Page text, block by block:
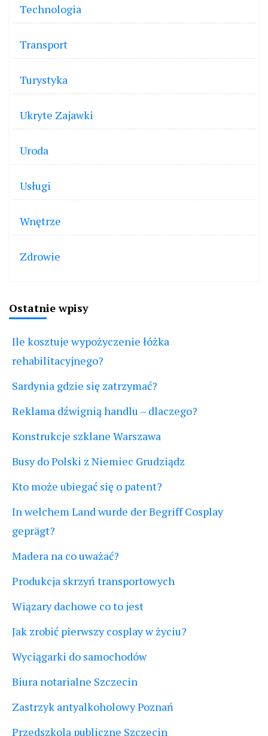
Technologia
Transport
Turystyka
Ukryte Zajawki
Uroda
Usługi
Wnętrze
Zdrowie
Ostatnie wpisy
Ile kosztuje wypożyczenie łóżka
rehabilitacyjnego?
Sardynia gdzie się zatrzymać?
Reklama dźwignią handlu – dlaczego?
Konstrukcje szklane Warszawa
Busy do Polski z Niemiec Grudziądz
Kto może ubiegać się o patent?
In welchem Land wurde der Begriff Cosplay
geprägt?
Madera na co uważać?
Produkcja skrzyń transportowych
Wiązary dachowe co to jest
Jak zrobić pierwszy cosplay w życiu?
Wyciągarki do samochodów
Biura notarialne Szczecin
Zastrzyk antyalkoholowy Poznań
Przedszkola publiczne Szczecin